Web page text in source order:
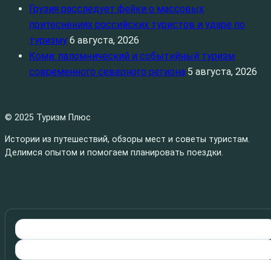
Грузия расследует фейки о массовых
притеснениях российских туристов и ударе по
туризму 6 августа, 2026
Коми: паломнический и событийный туризм
современного северного региона 5 августа, 2026
© 2025 Туризм Плюс
Истории из путешествий, обзоры мест и советы туристам.
Делимся опытом и помогаем планировать поездки.